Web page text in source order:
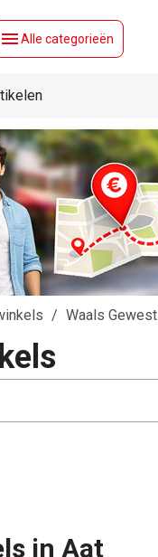
menuAlle categorieën
Waals Gewest
in Aat